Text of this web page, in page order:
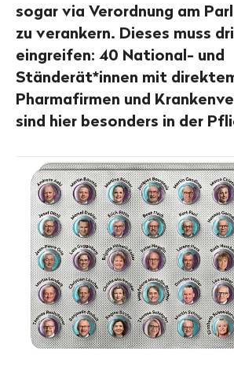
sogar via Verordnung am
zu verankern. Dieses muss
eingreifen: 40 National- und
Ständerät*innen mit
Pharmafirmen und
sind hier besonders in der